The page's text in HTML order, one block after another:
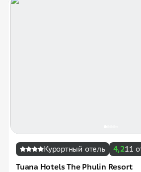
Курортный отель 4,211
Tuana Hotels The Phulin Resort